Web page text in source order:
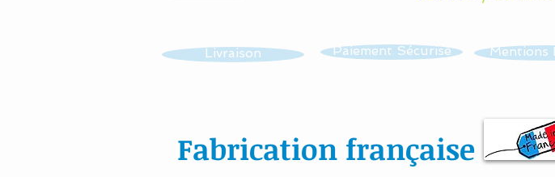
Livraison Paiement Sécurisé Mentions
Fabrication française